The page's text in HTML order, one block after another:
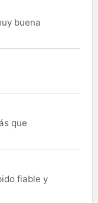
buena
que
fiable y